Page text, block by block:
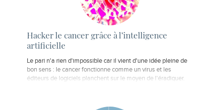
Hacker le cancer grâce à l’intelligence
artificielle
Le pari n'a rien d'impossible car il vient d'une idée pleine de
bon sens : le cancer fonctionne comme un virus et les
éditeurs de logiciels planchent sur le moyen de l'éradiquer.